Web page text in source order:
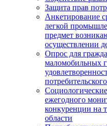
Защита прав
Анкетирование
легкой
предмет
осуществлении
Опрос для
маломобильных
ежегодного
конкуренции на
области